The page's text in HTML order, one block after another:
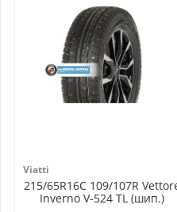
Viatti
215/65R16C 109/107R
Inverno V-524 TL (шип.)